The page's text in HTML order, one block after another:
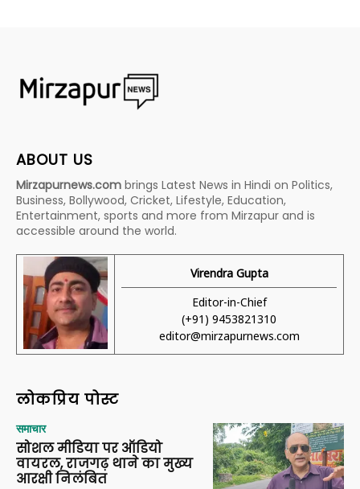
ABOUT US
Mirzapurnews.com brings Latest News in Hindi on Politics,
Business, Bollywood, Cricket, Lifestyle, Education,
Entertainment, sports and more from Mirzapur and is
accessible around the world.
Virendra Gupta
Editor-in-Chief
(+91) 9453821310
editor@mirzapurnews.com
लोकप्रिय पोस्ट
समाचार
सोशल मीडिया पर ऑडियो
वायरल, राजगढ़ थाने का मुख्य
आरक्षी निलंबित